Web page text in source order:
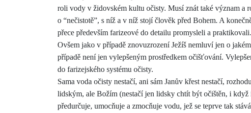
roli vody v židovském kultu očisty. Musí znát také význam a
o “nečistotě”, s níž a v níž stojí člověk před Bohem. A
přece především farizeové do detailu promysleli a praktikovali.
Ovšem jako v případě znovuzrození Ježíš nemluví jen o
případě není jen vylepšeným prostředkem očišťování.
do farizejského systému očisty.
Sama voda očisty nestačí, ani sám Janův křest nestačí,
lidským, ale Božím (nestačí jen lidsky chtít být očištěn, i
předurčuje, umocňuje a zmocňuje vodu, jež se teprve tak